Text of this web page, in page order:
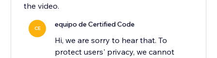
the video.
CE equipo de Certified Code
Hi, we are sorry to hear that. To
protect users' privacy, we cannot